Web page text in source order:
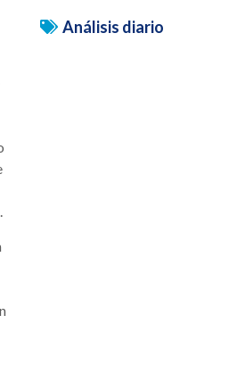
Análisis diario